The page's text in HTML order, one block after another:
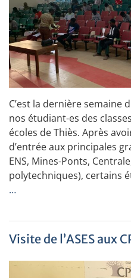
C’est la dernière semaine
nos étudiant-es des
écoles de Thiès. Après
d’entrée aux principales
ENS, Mines-Ponts,
polytechniques), certains
…
Visite de l’ASES aux